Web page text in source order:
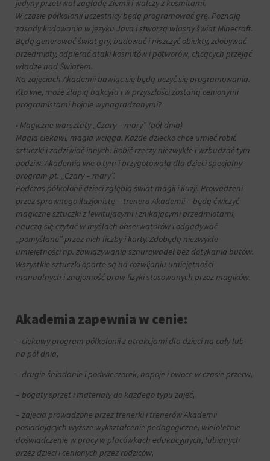
jedyny przetrwał zagładę Ziemii i walczy z kosmitami.
W czasie półkolonii uczestnicy będą programować grę. Poznają
zasady kodowania w języku Java i stworzą własny świat Minecraft.
Będą generować świat gry, budować i niszczyć obiekty, zdobywać
przedmioty, odpierać ataki kosmitów i potworów, chcących przejąć
władze nad Światem.
Na zajęciach Akademii bawiąc się będą uczyć się programowania.
Kto wie, może złapią bakcyla i w przyszłości zostaną cenionymi
programistami hojnie wynagradzanymi?
• Magiczne warsztaty „Czary – mary” (pół dnia)
Magia ciekawi, magia wciąga. Każde dziecko chce umieć robić
sztuczki i zadziwiać innych. Robić rzeczy niezwykłe i wzbudzać tym
podziw. Akademia wie o tym i przygotowała dla dzieci specjalny
program pt. „Czary – mary”.
Podczas półkolonii dzieci zgłębią świat magii i iluzji. Prowadzeni
przez sprawnego iluzjonistę – trenera Akademii – będą ćwiczyć
magiczne sztuczki z lewitującymi i znikającymi przedmiotami,
nauczą się czytać w myślach obserwatorów i odgadywać
„pomyślane” przez nich liczby i karty. Zdobędą niezwykłe
umiejętności np. zawiązywania sznurowadeł bez dotykania butów.
Wszystkie sztuczki oparte są na rozwijaniu umiejętności
manualnych i znajomość praw fizyki stosowanych przez magików.
Akademia zapewnia w cenie:
– ciekawy program półkolonii z atrakcjami dla dzieci na cały lub
na pół dnia,
– drugie śniadanie i podwieczorek, napoje i owoce w czasie przerw,
– bogaty sprzęt i materiały do każdego typu zajęć,
– zajęcia prowadzone przez trenerki i trenerów Akademii
posiadających wyższe wykształcenie pedagogiczne, wieloletnie
doświadczenie w pracy w placówkach edukacyjnych, lubianych
przez dzieci i cenionych przez rodziców,
można
wyświetlać
spersonalizowane
reklamy
podstawie
zachowań
preferencji
użytkownika,
wykorzystując
zapisane
dane.
Przechowywanie
danych
użytkownika
Kontroluje
przechowywanie
danych
użytkownika,
służących
śledzenia
reklam,
profilowania
pomiaru
reklam.
użytkowników
przed
użyciem
ciasteczek
gromadzących
osobowe.
Przepisy
takie
GDPR
wymagają,
witryny
prosiły
wyraźną
zgodę,
umożliwiając
użytkownikom
akceptowanie
odrzucanie
ciasteczek
swojej
prywatności.
Możesz
również
zgodę
dowolnym
zazwyczaj
pośrednictwem
ustawień